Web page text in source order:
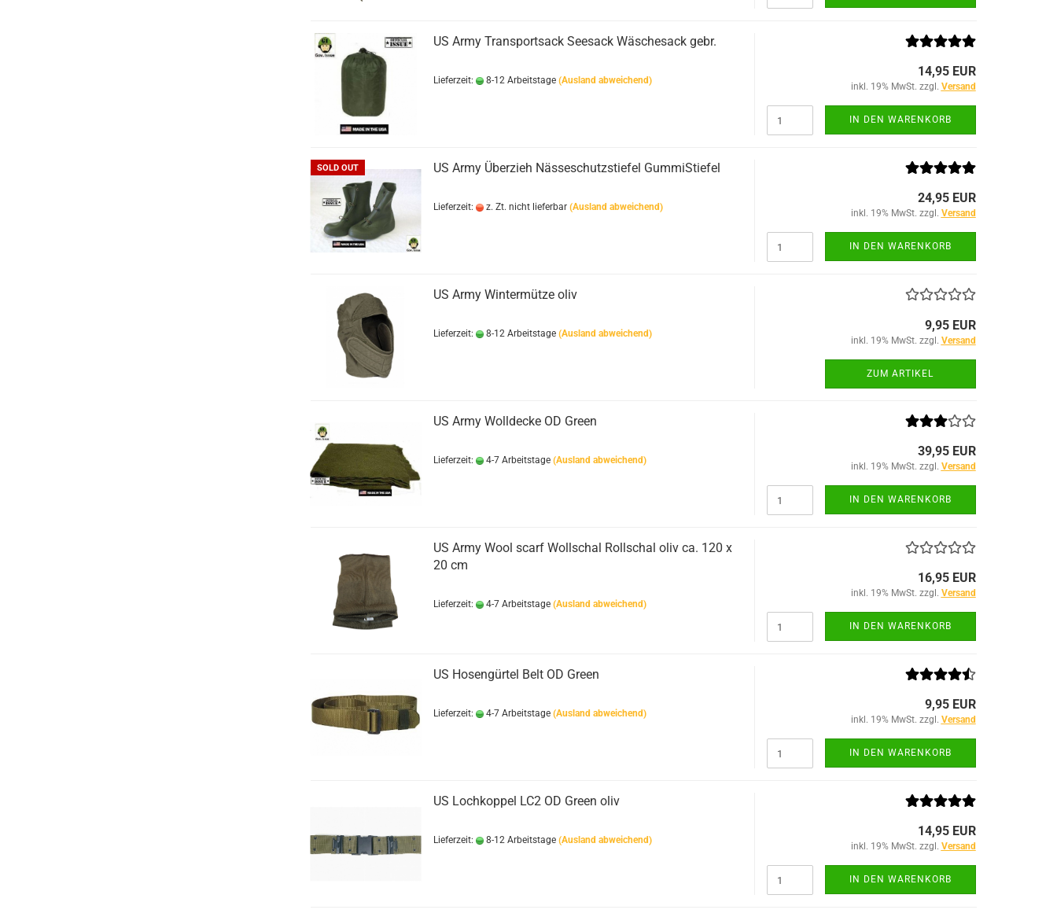
US Army Transportsack Seesack Wäschesack gebr.
Lieferzeit: 8-12 Arbeitstage (Ausland abweichend)
14,95 EUR
inkl. 19% MwSt. zzgl. Versand
IN DEN WARENKORB
SOLD OUT US Army Überzieh Nässeschutzstiefel GummiStiefel
Lieferzeit: z. Zt. nicht lieferbar (Ausland abweichend)
24,95 EUR
inkl. 19% MwSt. zzgl. Versand
IN DEN WARENKORB
US Army Wintermütze oliv
Lieferzeit: 8-12 Arbeitstage (Ausland abweichend)
9,95 EUR
inkl. 19% MwSt. zzgl. Versand
ZUM ARTIKEL
US Army Wolldecke OD Green
Lieferzeit: 4-7 Arbeitstage (Ausland abweichend)
39,95 EUR
inkl. 19% MwSt. zzgl. Versand
IN DEN WARENKORB
US Army Wool scarf Wollschal Rollschal oliv ca. 120 x
20 cm
Lieferzeit: 4-7 Arbeitstage (Ausland abweichend)
16,95 EUR
inkl. 19% MwSt. zzgl. Versand
IN DEN WARENKORB
US Hosengürtel Belt OD Green
Lieferzeit: 4-7 Arbeitstage (Ausland abweichend)
9,95 EUR
inkl. 19% MwSt. zzgl. Versand
IN DEN WARENKORB
US Lochkoppel LC2 OD Green oliv
Lieferzeit: 8-12 Arbeitstage (Ausland abweichend)
14,95 EUR
inkl. 19% MwSt. zzgl. Versand
IN DEN WARENKORB